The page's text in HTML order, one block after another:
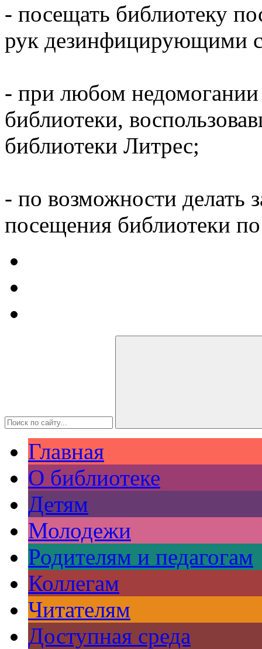
- посещать библиотеку
рук дезинфицирующими
- при любом недомогании
библиотеки,
библиотеки Литрес;
- по возможности делать
посещения библиотеки
Главная
О библиотеке
Детям
Молодежи
Родителям и педагогам
Коллегам
Читателям
Доступная среда